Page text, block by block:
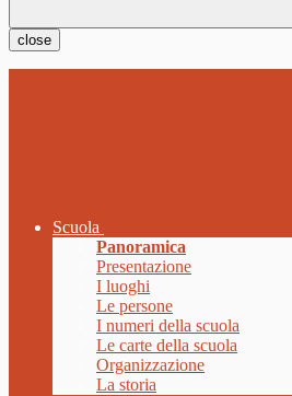
close
Scuola
Panoramica
Presentazione
I luoghi
Le persone
I numeri della scuola
Le carte della scuola
Organizzazione
La storia